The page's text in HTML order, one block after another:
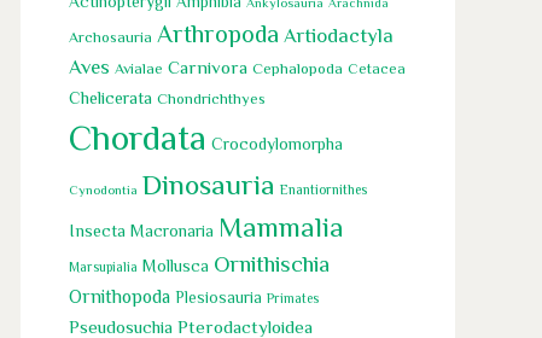
Archosauria Arthropoda Artiodactyla
Aves Avialae Carnivora Cephalopoda Cetacea
Chelicerata Chondrichthyes
Chordata Crocodylomorpha
Cynodontia Dinosauria Enantiornithes
Insecta Macronaria Mammalia
Marsupialia Mollusca Ornithischia
Ornithopoda Plesiosauria Primates
Pseudosuchia Pterodactyloidea